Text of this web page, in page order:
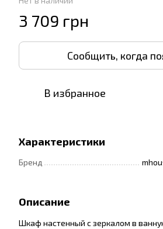
3 709 грн
Сообщить, когда
В избранное
Характеристики
Бренд
Описание
Шкаф настенный с зеркалом в